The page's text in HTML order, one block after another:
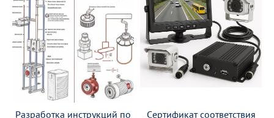
Разработка инструкций по
Сертификат соответствия